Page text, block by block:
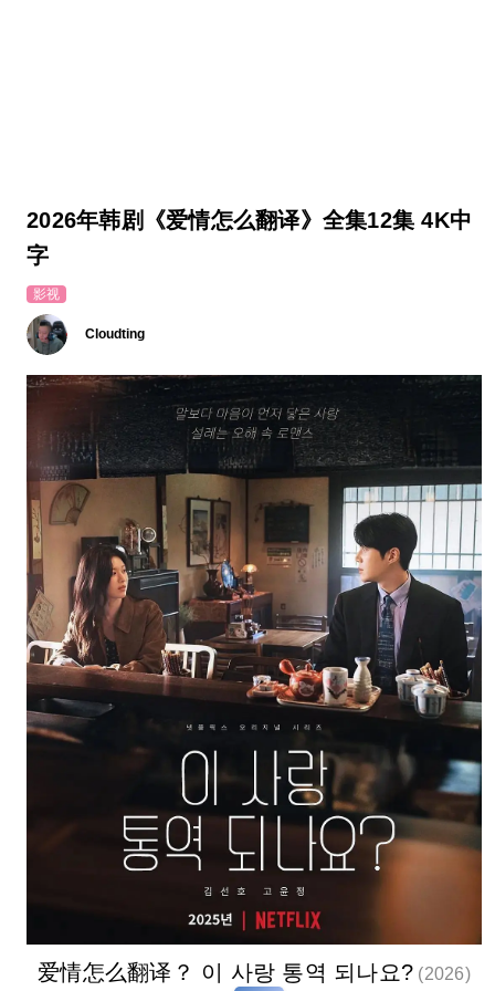
2026年韩剧《爱情怎么翻译》全集12集 4K中
字
影视
Cloudting
爱情怎么翻译？ 이 사랑 통역 되나요? (2026)